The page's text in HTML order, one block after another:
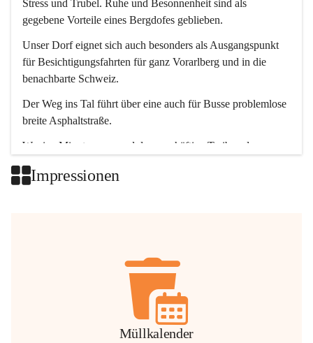
Stress und Trubel. Ruhe und Besonnenheit sind als
gegebene Vorteile eines Bergdofes geblieben.
Unser Dorf eignet sich auch besonders als Ausgangspunkt
für Besichtigungsfahrten für ganz Vorarlberg und in die
benachbarte Schweiz.
Der Weg ins Tal führt über eine auch für Busse problemlose
breite Asphaltstraße.
Wenige Minuten nur, und das geschäftige Treiben der
Impressionen
Müllkalender